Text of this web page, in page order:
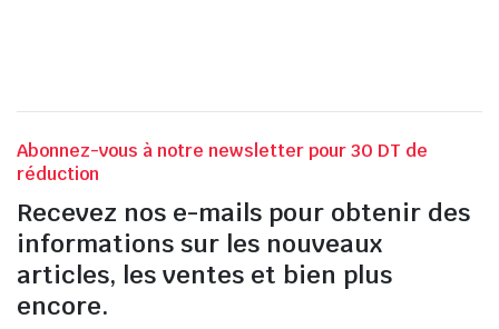
Abonnez-vous à notre newsletter pour 30 DT de
réduction
Recevez nos e-mails pour obtenir des
informations sur les nouveaux
articles, les ventes et bien plus
encore.